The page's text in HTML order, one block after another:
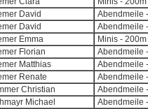
David
Abendmeile
David
Abendmeile
Emma
Minis -
Florian
Abendmeile
Matthias
Abendmeile
Renate
Abendmeile
Christian
Abendmeile
Michael
Abendmeile